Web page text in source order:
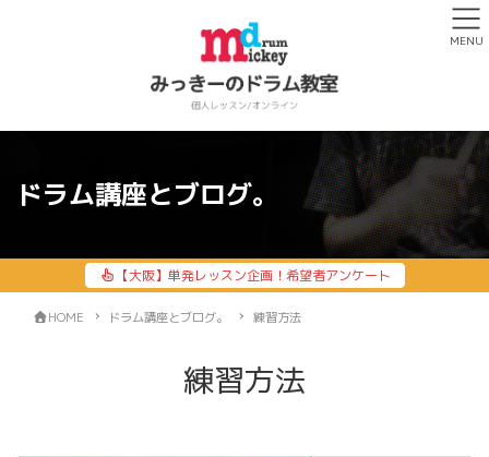
ドラム講座とブログ。
【大阪】単発レッスン企画！希望者アンケート
HOME ドラム講座とブログ。 練習方法
練習方法
MENU